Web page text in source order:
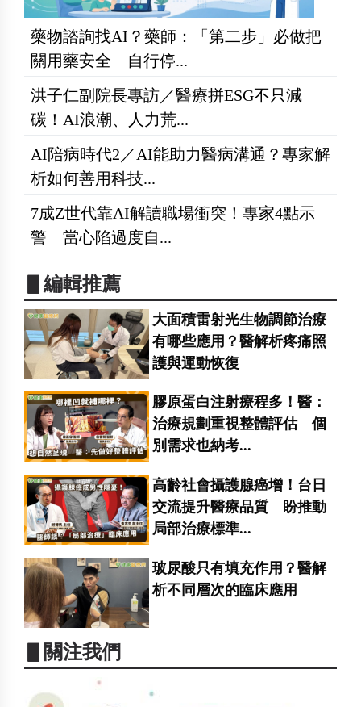
藥物諮詢找AI？藥師：「第二步」必做把
關用藥安全 自行停...
洪子仁副院長專訪／醫療拼ESG不只減
碳！AI浪潮、人力荒...
AI陪病時代2／AI能助力醫病溝通？專家解
析如何善用科技...
7成Z世代靠AI解讀職場衝突！專家4點示
警 當心陷過度自...
▋編輯推薦
大面積雷射光生物調節治療
有哪些應用？醫解析疼痛照
護與運動恢復
膠原蛋白注射療程多！醫：
治療規劃重視整體評估 個
別需求也納考...
高齡社會攝護腺癌增！台日
交流提升醫療品質 盼推動
局部治療標準...
玻尿酸只有填充作用？醫解
析不同層次的臨床應用
▋關注我們